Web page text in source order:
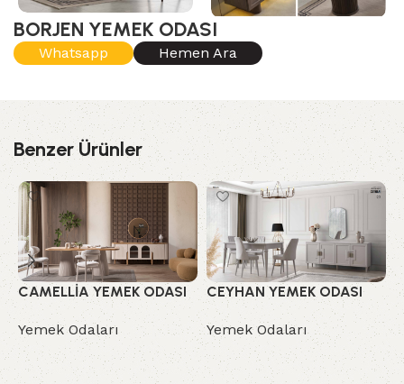
BORJEN YEMEK ODASI
Whatsapp Hemen Ara
Benzer Ürünler
CAMELLİA YEMEK ODASI
Yemek Odaları
CEYHAN YEMEK ODASI
Yemek Odaları